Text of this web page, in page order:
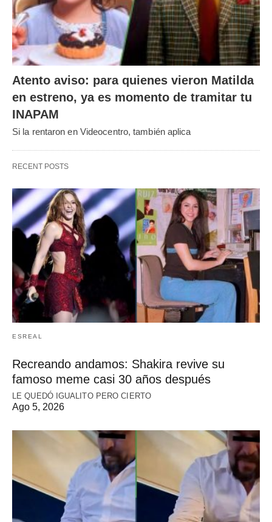
Atento aviso: para quienes vieron Matilda
en estreno, ya es momento de tramitar tu
INAPAM
Si la rentaron en Videocentro, también aplica
RECENT POSTS
ESREAL
Recreando andamos: Shakira revive su
famoso meme casi 30 años después
LE QUEDÓ IGUALITO PERO CIERTO
Ago 5, 2026